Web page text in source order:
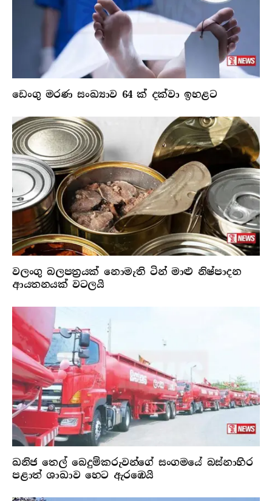
ඩෙංගු මරණ සංඛ්‍යාව 64 ක් දක්වා ඉහළට
වලංගු බලපත්‍රයක් නොමැති ටින් මාළු නිෂ්පාදන
ආයතනයක් වටලයි
ඛනිජ තෙල් බෙදුම්කරුවන්ගේ සංගමයේ බස්නාහිර
පළාත් ශාඛාව හෙට ඇරඹෙයි